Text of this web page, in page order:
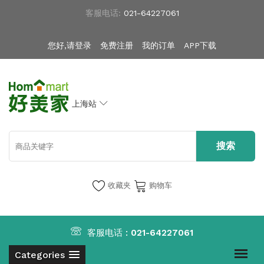
客服电话: 021-64227061
您好,请登录 免费注册 我的订单 APP下载
上海站
收藏夹 购物车
Categories
客服电话 : 021-64227061